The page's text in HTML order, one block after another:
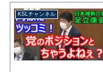
KSLチャンネル